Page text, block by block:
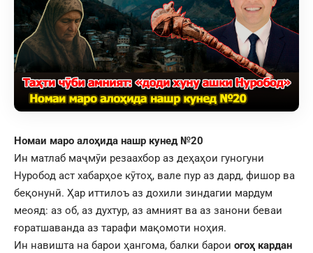
Номаи маро алоҳида нашр кунед№20
Ин матлаб маҷмӯи резаахбор аз деҳаҳои гуногуни
Нуробод аст хабарҳое кӯтоҳ, вале пур аз дард, фишор ва
беқонунӣ. Ҳар иттилоъ аз дохили зиндагии мардум
меояд: аз об, аз духтур, аз амният ва аз занони беваи
ғоратшаванда аз тарафи мақомоти ноҳия.
Ин навишта на барои ҳангома, балки барои огоҳ кардан